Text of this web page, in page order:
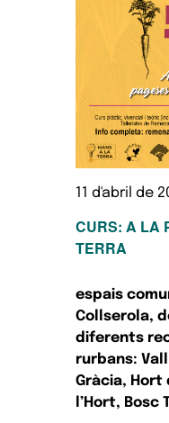
CURS: A LA
TERRA
11 d'abril de
espais
Collserola,
diferents
rurbans:
Gràcia, Hort
l’Hort, Bosc